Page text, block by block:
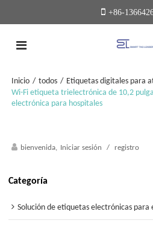
+86-
Inicio / todos / Etiquetas digitales para
Wi-Fi etiqueta trielectrónica de 10,2
electrónica para hospitales
bienvenida, Iniciar sesión / registro
Categoría
Solución de etiquetas electrónicas